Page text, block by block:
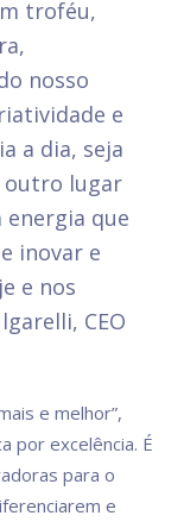
troféu,
nosso
e
a dia, seja
outro lugar
energia que
inovar e
e nos
CEO
e melhor”,
por excelência. É
para o
e